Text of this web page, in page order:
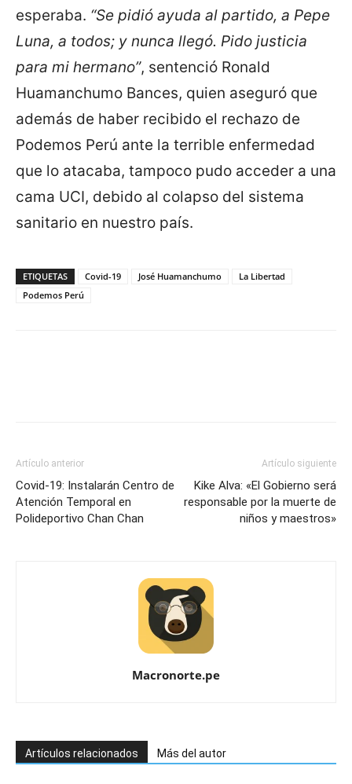
esperaba. “Se pidió ayuda al partido, a Pepe
Luna, a todos; y nunca llegó. Pido justicia
para mi hermano”, sentenció Ronald
Huamanchumo Bances, quien aseguró que
además de haber recibido el rechazo de
Podemos Perú ante la terrible enfermedad
que lo atacaba, tampoco pudo acceder a una
cama UCI, debido al colapso del sistema
sanitario en nuestro país.
ETIQUETAS Covid-19 José Huamanchumo
La Libertad
Podemos Perú
Artículo anterior
Covid-19: Instalarán Centro de
Atención Temporal en
Polideportivo Chan Chan
Artículo siguiente
Kike Alva: «El Gobierno será
responsable por la muerte de
niños y maestros»
Macronorte.pe
Artículos relacionados Más del autor